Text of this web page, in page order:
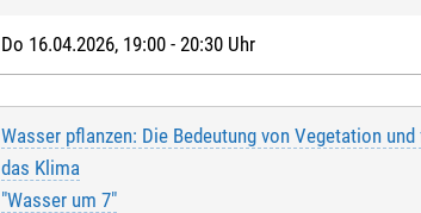
Do 16.04.2026, 19:00 - 20:30 Uhr
Wasser pflanzen: Die Bedeutung von Vegetation
das Klima
"Wasser um 7"